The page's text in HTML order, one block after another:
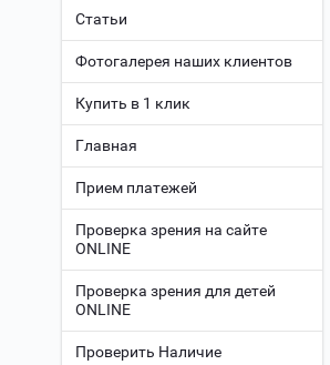
Статьи
Фотогалерея наших клиентов
Купить в 1 клик
Главная
Прием платежей
Проверка зрения на сайте
ONLINE
Проверка зрения для детей
ONLINE
Проверить Наличие